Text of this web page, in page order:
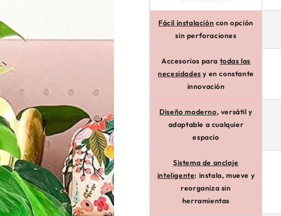
Fácil instalación con opción
sin perforaciones
Accesorios para todas las
necesidades y en constante
innovación
Diseño moderno, versátil y
adaptable a cualquier
espacio
Sistema de anclaje
inteligente: instala, mueve y
reorganiza sin
herramientas